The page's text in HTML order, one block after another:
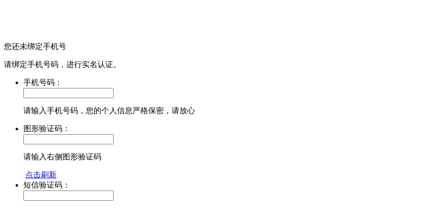
您还未绑定手机号
请绑定手机号码，进行实名认证。
手机号码：
请输入手机号码，您的个人信息严格保密，请放心
图形验证码：
请输入右侧图形验证码
点击刷新
短信验证码：